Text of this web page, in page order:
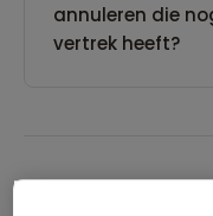
annuleren die
vertrek heeft?